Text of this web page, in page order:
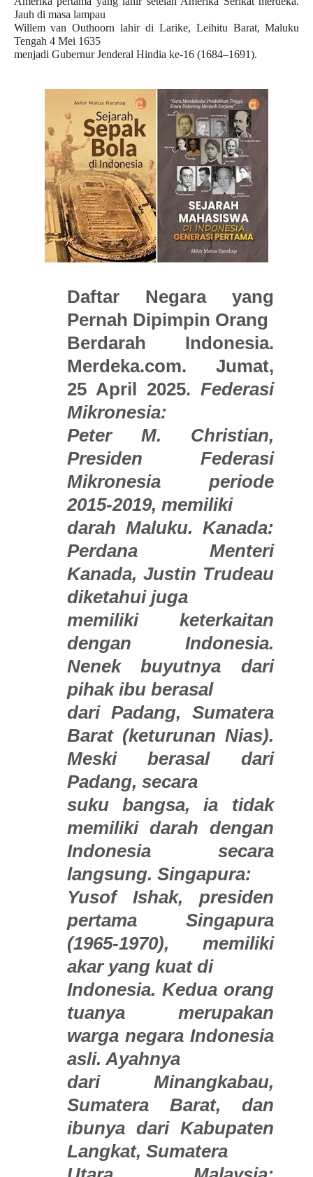
Jauh di masa lampau
Willem van Outhoorn lahir di Larike, Leihitu Barat, Maluku
Tengah 4 Mei 1635
menjadi Gubernur Jenderal Hindia ke-16 (1684–1691).
Daftar Negara yang
Pernah Dipimpin Orang
Berdarah Indonesia.
Merdeka.com. Jumat,
25 April 2025. Federasi
Mikronesia:
Peter M. Christian,
Presiden Federasi
Mikronesia periode
2015-2019, memiliki
darah Maluku. Kanada:
Perdana Menteri
Kanada, Justin Trudeau
diketahui juga
memiliki keterkaitan
dengan Indonesia.
Nenek buyutnya dari
pihak ibu berasal
dari Padang, Sumatera
Barat (keturunan Nias).
Meski berasal dari
Padang, secara
suku bangsa, ia tidak
memiliki darah dengan
Indonesia secara
langsung. Singapura:
Yusof Ishak, presiden
pertama Singapura
(1965-1970), memiliki
akar yang kuat di
Indonesia. Kedua orang
tuanya merupakan
warga negara Indonesia
asli. Ayahnya
dari Minangkabau,
Sumatera Barat, dan
ibunya dari Kabupaten
Langkat, Sumatera